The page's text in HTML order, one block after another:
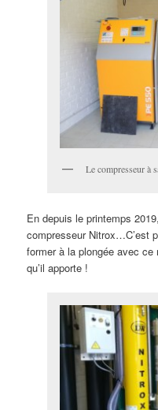
Le compresseur à
En depuis le printemps
compresseur Nitrox…C’est
former à la plongée avec
qu’il apporte !